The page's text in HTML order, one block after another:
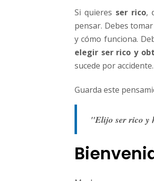
Si quieres ser rico,
pensar. Debes
y cómo funciona.
elegir ser rico y
sucede por
Guarda este
"Elijo ser rico y